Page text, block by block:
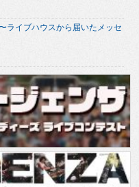
ライブハウスから届いたメッセ